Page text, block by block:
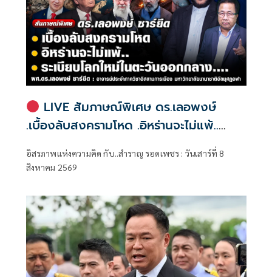
LIVE สัมภาษณ์พิเศษ ดร.เลอพงษ์
.เบื้องลับสงครามโหด .อิหร่านจะไม่แพ้..
อิสรภาพแห่งความคิด กับ..สำราญ รอด
อิสรภาพแห่งความคิด กับ..สำราญ รอดเพชร : วันเสาร์ที่ 8
สิงหาคม 2569